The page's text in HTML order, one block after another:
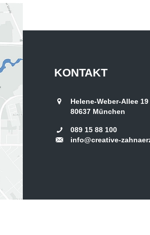
KONTAKT
Helene-Weber-Allee 19
80637 München
089 15 88 100
info@creative-